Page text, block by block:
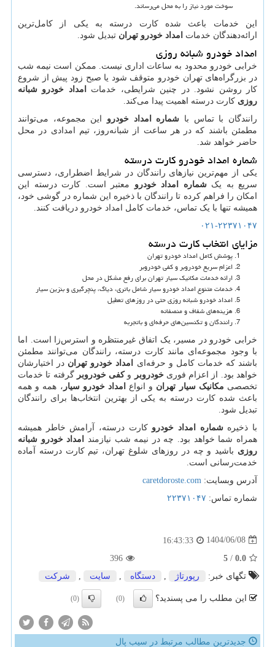
سوخت مورد نیاز را به محل می‌رساند.
این خدمات باعث شده کارت درسته به یکی از کامل‌ترین
ارائه‌دهندگان خدمات
امداد خودرو تهران تبدیل شود.
امداد خودرو شبانه روزی
خرابی خودرو محدود به ساعات اداری نیست. ممکن است نیمه شب
در بزرگراه‌های تهران خودرو متوقف شود یا صبح زود پیش از شروع
کار روشن نشود. در چنین شرایطی، خدمات
امداد خودرو شبانه
روزی کارت درسته اهمیت پیدا می‌کند.
رانندگان با تماس با شماره امداد خودرو این مجموعه، می‌توانند
مطمئن باشند که در هر ساعت از شبانه‌روز، تیم امدادی در محل
حاضر خواهد شد.
شماره امداد خودرو کارت درسته
یکی از مهم‌ترین نیازهای رانندگان در شرایط اضطراری، دسترسی
سریع به یکشماره امداد خودرو معتبر است. کارت درسته این
امکان را فراهم کرده تا رانندگان با ذخیره این شماره در گوشی خود،
همیشه تنها با یک تماس، خدمات کامل امداد خودرو دریافت کنند.
۰۲۱-۲۲۳۷۱۰۴۷
مزایای انتخاب کارت درسته
پوشش کامل امداد خودرو تهران
اعزام سریع خودروبر و کفی خودروبر
ارائه خدمات مکانیک سیار تهران برای رفع مشکل در محل
خدمات متنوع امداد خودرو سیار شامل باتری، دیاگ، پنچرگیری و بنزین سیار
امداد خودرو شبانه روزی حتی در روزهای تعطیل
هزینه‌های شفاف و منصفانه
رانندگان و تکنسین‌های حرفه‌ای و باتجربه
خرابی خودرو در مسیر، یک اتفاق غیرمنتظره و استرس‌زا است. اما
با وجود مجموعه‌ای مانند کارت درسته، رانندگان می‌توانند مطمئن
باشند که خدمات کامل و حرفه‌ای
امداد خودرو تهران در اختیارشان
خواهد بود. از اعزام فوریخودروبر وکفی خودروبر گرفته تا خدمات
تخصصی مکانیک سیار تهران و انواع امداد خودرو سیار ، همه و همه
باعث شده کارت درسته به یکی از بهترین انتخاب‌ها برای رانندگان
تبدیل شود.
با ذخیرهشماره امداد خودرو کارت درسته، آرامش خاطر همیشه
همراه شما خواهد بود. چه در نیمه شب نیازمند
امداد خودرو شبانه
روزی باشید و چه در روزهای شلوغ تهران، تیم کارت درسته آماده
خدمت‌رسانی است.
آدرس وبسایت: caretdoroste.com
شماره تماس: ۲۲۳۷۱۰۴۷
1404/06/08
16:43:33
0.0
/
5
396
تگهای خبر:
رپورتاژ دستگاه سایت شركت
این مطلب را می پسندید؟ (0)
(0)
جدیدترین مطالب مرتبط در سیب پال